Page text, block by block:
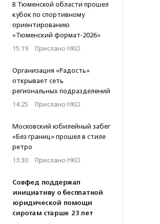
В Тюменской области прошел
кубок по спортивному
ориентированию
«Тюменский формат-2026»
15:19 · Прислано НКО
Организация «Радость»
открывает сеть
региональных подразделений
14:25 · Прислано НКО
Московский юбилейный забег
«Без границ» прошел в стиле
ретро
13:30 · Прислано НКО
Совфед поддержал
инициативу о бесплатной
юридической помощи
сиротам старше 23 лет